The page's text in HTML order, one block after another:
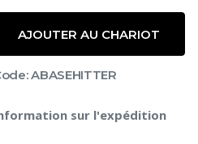
AJOUTER AU CHARIOT
ABASEHITTER
sur l'expédition